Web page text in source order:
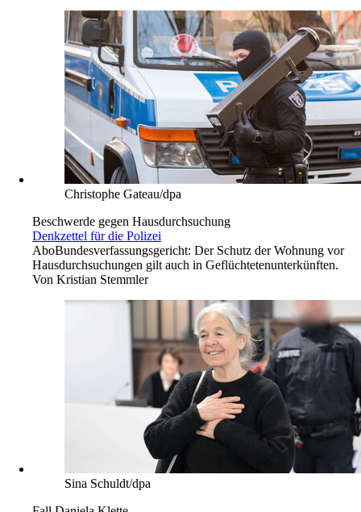
Christophe Gateau/dpa
Beschwerde gegen Hausdurchsuchung
Denkzettel für die Polizei
AboBundesverfassungsgericht: Der Schutz der Wohnung vor
Hausdurchsuchungen gilt auch in Geflüchtetenunterkünften.
Von Kristian Stemmler
Sina Schuldt/dpa